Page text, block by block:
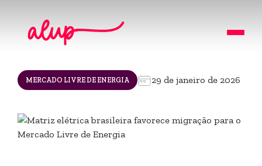
MERCADO LIVRE DE ENERGIA 29 de janeiro de 2026